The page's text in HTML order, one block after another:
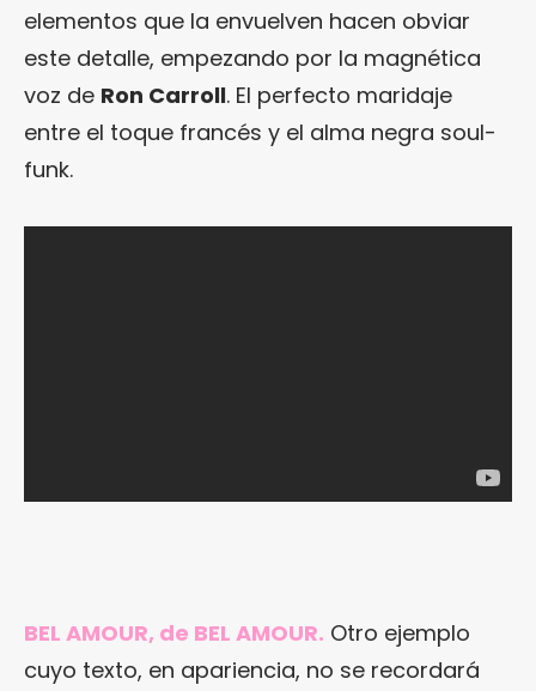
elementos que la envuelven hacen obviar
este detalle, empezando por la magnética
voz de Ron Carroll. El perfecto maridaje
entre el toque francés y el alma negra soul-
funk.
BEL AMOUR, de BEL AMOUR. Otro ejemplo
cuyo texto, en apariencia, no se recordará